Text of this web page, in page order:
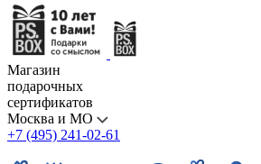
Магазин
подарочных
сертификатов
Москва и МО
+7 (495) 241-02-61